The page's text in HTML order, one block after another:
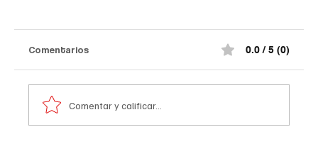
terr0r1st@ de la madrugada
¡Impactante! Así quedó el comando de la
información preliminar, la explosión estuvo
acompañada por ráf@g@s
Comentarios 0.0 / 5 (0)
Comentar y calificar...